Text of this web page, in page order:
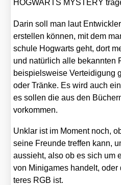
HOGWARTS MYSTERY
Dar­in soll man laut
erstel­len kön­nen, mit dem
schu­le Hog­warts geht, dort
und natür­lich alle bekann­ten
bei­spiels­wei­se Ver­tei­di­gung
oder Trän­ke. Es wird auch
es sol­len die aus den
vor­kom­men.
Unklar ist im Moment noch,
sei­ne Freun­de tref­fen kann,
aus­sieht, also ob es sich um
von Minig­a­mes han­delt,
te­res RGB ist.